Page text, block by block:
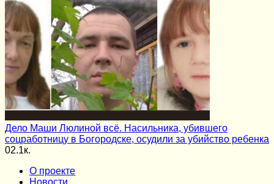
Дело Маши Люлиной всё. Насильника, убившего
соцработницу в Богородске, осудили за убийство ребенка
02.1к.
О проекте
Новости